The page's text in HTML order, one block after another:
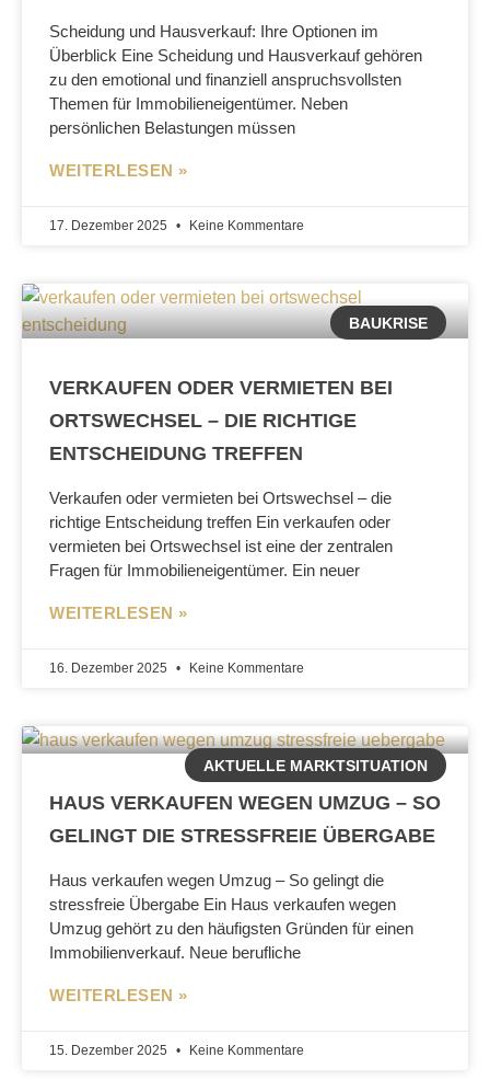
Scheidung und Hausverkauf: Ihre Optionen im
Überblick Eine Scheidung und Hausverkauf gehören
zu den emotional und finanziell anspruchsvollsten
Themen für Immobilieneigentümer. Neben
persönlichen Belastungen müssen
WEITERLESEN »
17. Dezember 2025 Keine Kommentare
BAUKRISE
VERKAUFEN ODER VERMIETEN BEI
ORTSWECHSEL – DIE RICHTIGE
ENTSCHEIDUNG TREFFEN
Verkaufen oder vermieten bei Ortswechsel – die
richtige Entscheidung treffen Ein verkaufen oder
vermieten bei Ortswechsel ist eine der zentralen
Fragen für Immobilieneigentümer. Ein neuer
WEITERLESEN »
16. Dezember 2025 Keine Kommentare
AKTUELLE MARKTSITUATION
HAUS VERKAUFEN WEGEN UMZUG – SO
GELINGT DIE STRESSFREIE ÜBERGABE
Haus verkaufen wegen Umzug – So gelingt die
stressfreie Übergabe Ein Haus verkaufen wegen
Umzug gehört zu den häufigsten Gründen für einen
Immobilienverkauf. Neue berufliche
WEITERLESEN »
15. Dezember 2025 Keine Kommentare